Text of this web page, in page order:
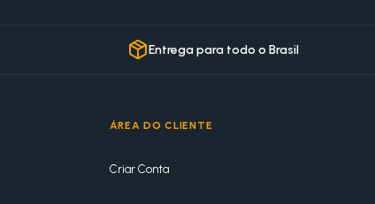
Entrega para todo o Brasil
ÁREA DO CLIENTE
Criar Conta